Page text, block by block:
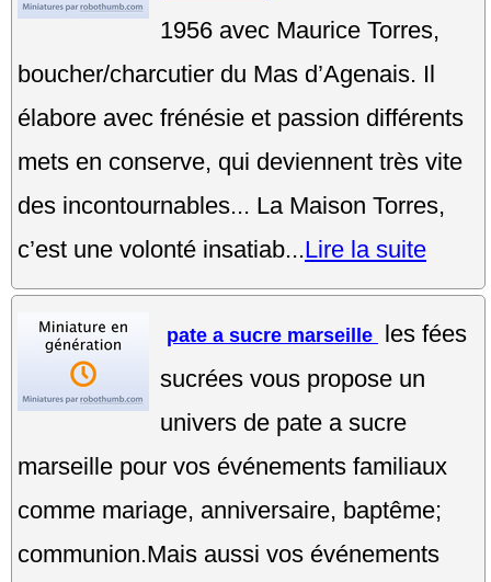
1956 avec Maurice Torres,
boucher/charcutier du Mas d’Agenais. Il
élabore avec frénésie et passion différents
mets en conserve, qui deviennent très vite
des incontournables... La Maison Torres,
c’est une volonté insatiab...Lire la suite
pate a sucre marseille les fées
sucrées vous propose un
univers de pate a sucre
marseille pour vos événements familiaux
comme mariage, anniversaire, baptême;
communion.Mais aussi vos événements